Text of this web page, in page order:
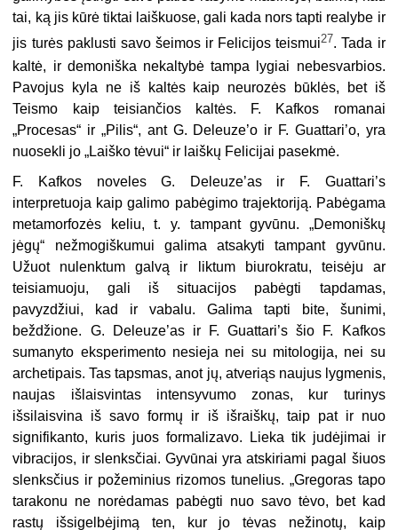
tai, ką jis kūrė tiktai laiškuose, gali kada nors tapti realybe ir
jis turės paklusti savo šeimos ir Felicijos teismui27. Tada ir
kaltė, ir demoniška nekaltybė tampa lygiai nebesvarbios.
Pavojus kyla ne iš kaltės kaip neurozės būklės, bet iš
Teismo kaip teisiančios kaltės. F. Kafkos romanai
„Procesas“ ir „Pilis“, ant G. Deleuze’o ir F. Guattari’o, yra
nuosekli jo „Laiško tėvui“ ir laiškų Felicijai pasekmė.
F. Kafkos noveles G. Deleuze’as ir F. Guattari’s
interpretuoja kaip galimo pabėgimo trajektoriją. Pabėgama
metamorfozės keliu, t. y. tampant gyvūnu. „Demoniškų
jėgų“ nežmogiškumui galima atsakyti tampant gyvūnu.
Užuot nulenktum galvą ir liktum biurokratu, teisėju ar
teisiamuoju, gali iš situacijos pabėgti tapdamas,
pavyzdžiui, kad ir vabalu. Galima tapti bite, šunimi,
beždžione. G. Deleuze’as ir F. Guattari’s šio F. Kafkos
sumanyto eksperimento nesieja nei su mitologija, nei su
archetipais. Tas tapsmas, anot jų, atveriąs naujus lygmenis,
naujas išlaisvintas intensyvumo zonas, kur turinys
išsilaisvina iš savo formų ir iš išraiškų, taip pat ir nuo
signifikanto, kuris juos formalizavo. Lieka tik judėjimai ir
vibracijos, ir slenksčiai. Gyvūnai yra atskiriami pagal šiuos
slenksčius ir požeminius rizomos tunelius. „Gregoras tapo
tarakonu ne norėdamas pabėgti nuo savo tėvo, bet kad
rastų išsigelbėjimą ten, kur jo tėvas nežinotų, kaip